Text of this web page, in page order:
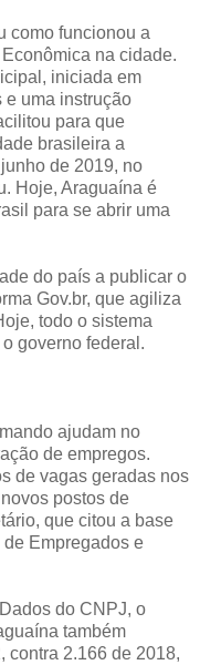
como funcionou a
na cidade.
iniciada em
e uma instrução
para que
brasileira a
de 2019, no
Hoje, Araguaína é
para se abrir uma
do país a publicar o
Gov.br, que agiliza
todo o sistema
governo federal.
ajudam no
de empregos.
de vagas geradas nos
postos de
que citou a base
Empregados e
do CNPJ, o
também
contra 2.166 de 2018,